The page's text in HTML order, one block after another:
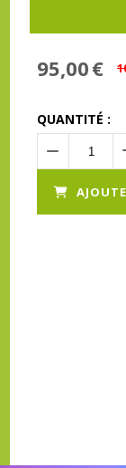
95,00€
QUANTITÉ :